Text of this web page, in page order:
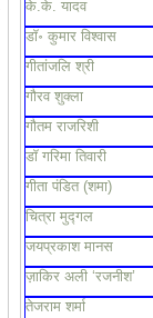
के.के. यादव
डॉ॰ कुमार विश्वास
गीतांजलि श्री
गौरव शुक्ला
गौतम राजरिशी
डॉ गरिमा तिवारी
गीता पंडित (शमा)
चित्रा मुद्गल
जयप्रकाश मानस
ज़ाकिर अली ‘रजनीश’
तेजराम शर्मा